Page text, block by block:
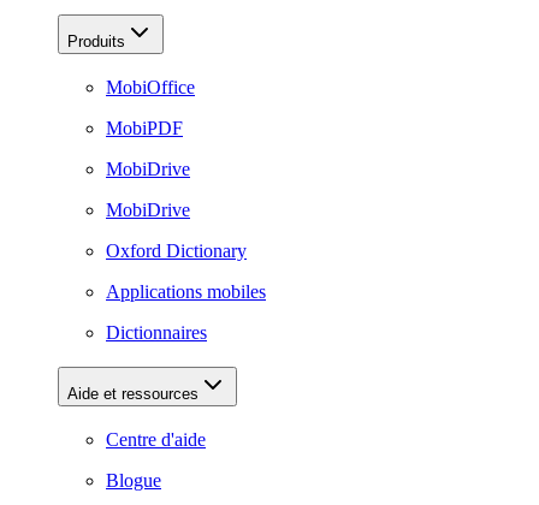
Produits
MobiOffice
MobiPDF
MobiDrive
MobiDrive
Oxford Dictionary
Applications mobiles
Dictionnaires
Aide et ressources
Centre d'aide
Blogue